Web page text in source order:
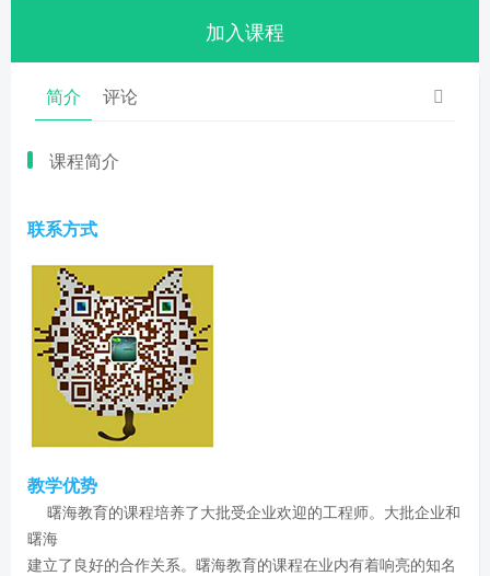
加入课程
简介 评论
课程简介
联系方式
教学优势
曙海教育的课程培养了大批受企业欢迎的工程师。大批企业和
曙海
建立了良好的合作关系。曙海教育的课程在业内有着响亮的知名